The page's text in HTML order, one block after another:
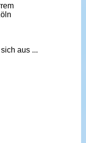
aus ...